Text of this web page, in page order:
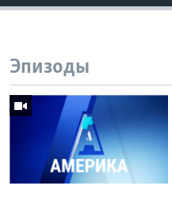
Эпизоды